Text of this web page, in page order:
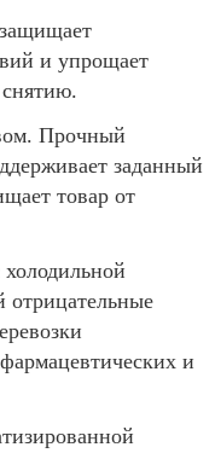
и упрощает
снятию.
Прочный
заданный
товар от
отрицательные
и